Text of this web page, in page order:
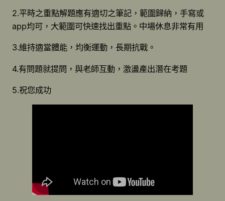
2.平時之重點解題應有適切之筆記，範圍歸納，手寫或
app均可，大範圍可快速找出重點。中場休息非常有用
3.維持適當體能，均衡運動，長期抗戰。
4.有問題就提問，與老師互動，激盪產出潛在考題
5.祝您成功